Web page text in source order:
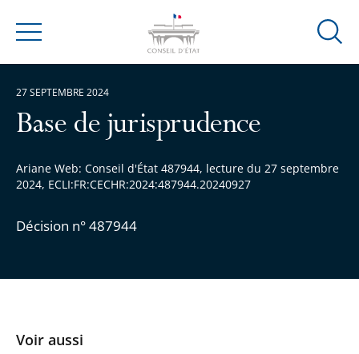
Menu
Ouvrir
Base de jurisprudence
Ariane Web: Conseil d'État 487944, lecture du 27 septembre
2024, ECLI:FR:CECHR:2024:487944.20240927
Décision n° 487944
27 SEPTEMBRE 2024
Voir aussi